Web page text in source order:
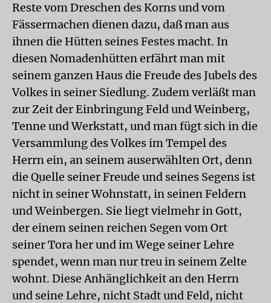
Reste vom Dreschen des Korns und vom
Fässermachen dienen dazu, daß man aus
ihnen die Hütten seines Festes macht. In
diesen Nomadenhütten erfährt man mit
seinem ganzen Haus die Freude des Jubels des
Volkes in seiner Siedlung. Zudem verläßt man
zur Zeit der Einbringung Feld und Weinberg,
Tenne und Werkstatt, und man fügt sich in die
Versammlung des Volkes im Tempel des
Herrn ein, an seinem auserwählten Ort, denn
die Quelle seiner Freude und seines Segens ist
nicht in seiner Wohnstatt, in seinen Feldern
und Weinbergen. Sie liegt vielmehr in Gott,
der einem seinen reichen Segen vom Ort
seiner Tora her und im Wege seiner Lehre
spendet, wenn man nur treu in seinem Zelte
wohnt. Diese Anhänglichkeit an den Herrn
und seine Lehre, nicht Stadt und Feld, nicht